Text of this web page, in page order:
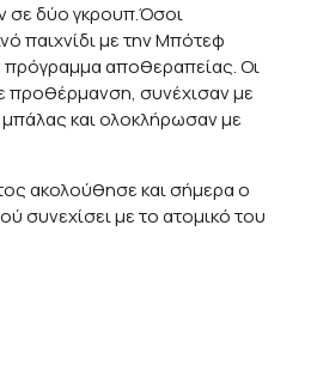
σε δύο γκρουπ.Όσοι
παιχνίδι με την Μπότεφ
αποθεραπείας. Οι
προθέρμανση, συνέχισαν με
και ολοκλήρωσαν με
ακολούθησε και σήμερα ο
συνεχίσει με το ατομικό του